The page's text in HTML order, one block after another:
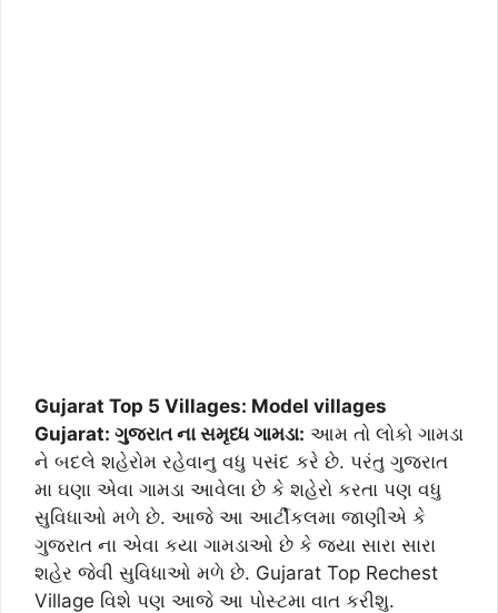
Gujarat Top 5 Villages: Model villages
Gujarat: ગુજરાત ના સમૃધ્ધ ગામડા: આમ તો લોકો ગામડા
ને બદલે શહેરોમ રહેવાનુ વધુ પસંદ કરે છે. પરંતુ ગુજરાત
મા ઘણા એવા ગામડા આવેલા છે કે શહેરો કરતા પણ વધુ
સુવિધાઓ મળે છે. આજે આ આર્ટીકલમા જાણીએ કે
ગુજરાત ના એવા કયા ગામડાઓ છે કે જ્યા સારા સારા
શહેર જેવી સુવિધાઓ મળે છે. Gujarat Top Rechest
Village વિશે પણ આજે આ પોસ્ટમા વાત કરીશુ.